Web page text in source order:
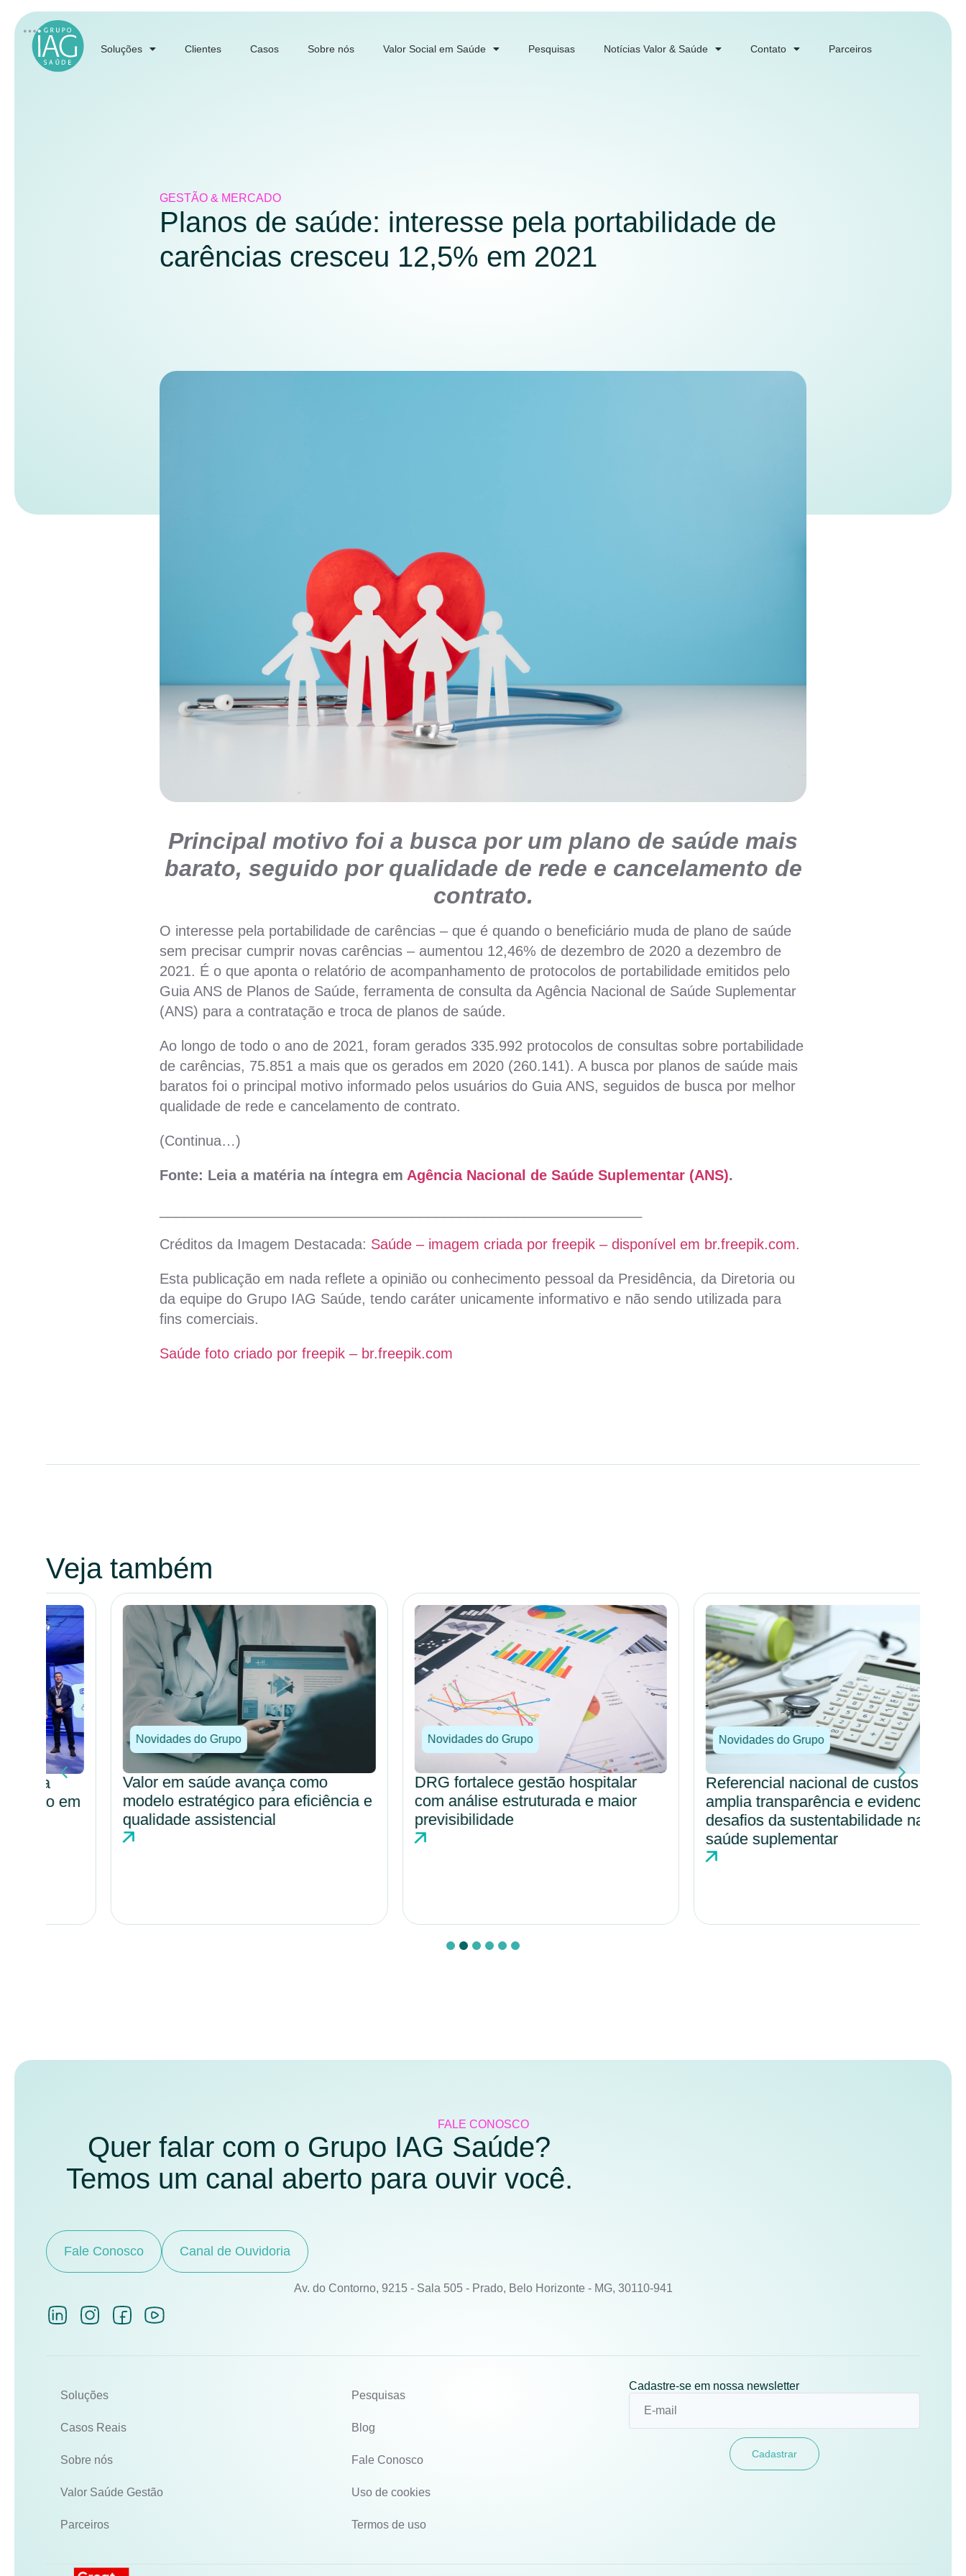
Soluções Clientes Casos Sobre nós Valor Social em Saúde Pesquisas Notícias Valor & Saúde Contato Parceiros
GESTÃO & MERCADO
Planos de saúde: interesse pela portabilidade de
carências cresceu 12,5% em 2021
Principal motivo foi a busca por um plano de saúde mais
barato, seguido por qualidade de rede e cancelamento de
contrato.
O interesse pela portabilidade de carências – que é quando o beneficiário muda de plano de saúde
sem precisar cumprir novas carências – aumentou 12,46% de dezembro de 2020 a dezembro de
2021. É o que aponta o relatório de acompanhamento de protocolos de portabilidade emitidos pelo
Guia ANS de Planos de Saúde, ferramenta de consulta da Agência Nacional de Saúde Suplementar
(ANS) para a contratação e troca de planos de saúde.
Ao longo de todo o ano de 2021, foram gerados 335.992 protocolos de consultas sobre portabilidade
de carências, 75.851 a mais que os gerados em 2020 (260.141). A busca por planos de saúde mais
baratos foi o principal motivo informado pelos usuários do Guia ANS, seguidos de busca por melhor
qualidade de rede e cancelamento de contrato.
(Continua…)
Fonte: Leia a matéria na íntegra em Agência Nacional de Saúde Suplementar (ANS).
Créditos da Imagem Destacada: Saúde – imagem criada por freepik – disponível em br.freepik.com.
Esta publicação em nada reflete a opinião ou conhecimento pessoal da Presidência, da Diretoria ou
da equipe do Grupo IAG Saúde, tendo caráter unicamente informativo e não sendo utilizada para
fins comerciais.
Saúde foto criado por freepik – br.freepik.com
Veja também
Novidades do Grupo
Valor em saúde avança como
modelo estratégico para eficiência e
qualidade assistencial
Novidades do Grupo
DRG fortalece gestão hospitalar
com análise estruturada e maior
previsibilidade
Novidades do Grupo
Referencial nacional de custos
amplia transparência e evidencia
desafios da sustentabilidade na
saúde suplementar
FALE CONOSCO
Quer falar com o Grupo IAG Saúde?
Temos um canal aberto para ouvir você.
Fale Conosco Canal de Ouvidoria
Av. do Contorno, 9215 - Sala 505 - Prado, Belo Horizonte - MG, 30110-941
Soluções
Casos Reais
Sobre nós
Valor Saúde Gestão
Parceiros
Pesquisas
Blog
Fale Conosco
Uso de cookies
Termos de uso
Cadastre-se em nossa newsletter
Cadastrar